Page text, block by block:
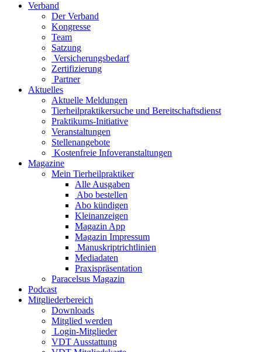
Verband
Der Verband
Kongresse
Team
Satzung
Versicherungsbedarf
Zertifizierung
Partner
Aktuelles
Aktuelle Meldungen
Tierheilpraktikersuche und Bereitschaftsdienst
Praktikums-Initiative
Veranstaltungen
Stellenangebote
Kostenfreie Infoveranstaltungen
Magazine
Mein Tierheilpraktiker
Alle Ausgaben
Abo bestellen
Abo kündigen
Kleinanzeigen
Magazin App
Magazin Impressum
Manuskriptrichtlinien
Mediadaten
Praxispräsentation
Paracelsus Magazin
Podcast
Mitgliederbereich
Downloads
Mitglied werden
Login-Mitglieder
VDT Ausstattung